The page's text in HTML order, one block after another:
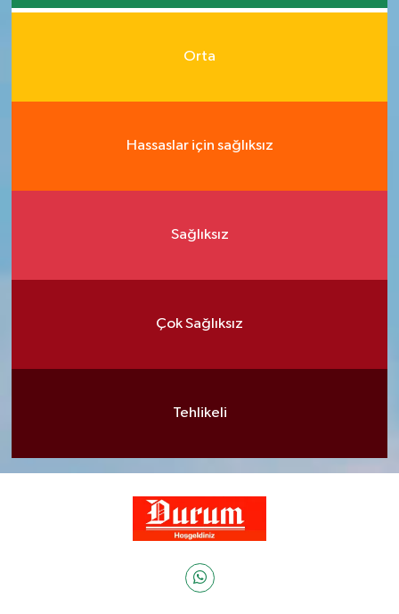
Orta
Hassaslar için sağlıksız
Sağlıksız
Çok Sağlıksız
Tehlikeli